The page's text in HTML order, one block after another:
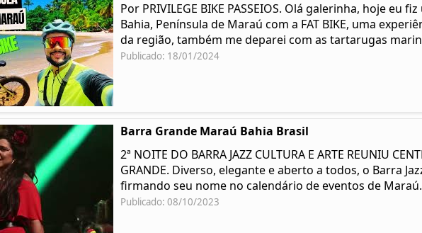
Por PRIVILEGE BIKE PASSEIOS. Olá galerinha, hoje eu
Bahia, Península de Maraú com a FAT BIKE, uma
da região, também me deparei com as tartarugas
Publicado: 18/01/2024
Barra Grande Maraú Bahia Brasil
2ª NOITE DO BARRA JAZZ CULTURA E ARTE REUNIU
GRANDE. Diverso, elegante e aberto a todos, o Barra
firmando seu nome no calendário de eventos de Maraú.
Publicado: 08/10/2023